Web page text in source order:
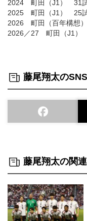
2024 町田（J1） 31
2025 町田（J1） 25
2026 町田（百年構想
2026／27 町田（J1）
藤尾翔太の
藤尾翔太の関